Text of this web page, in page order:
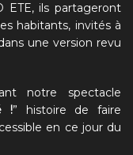
ETE, ils partageront
habitants, invités à
une version revu
notre spectacle
!” histoire de faire
en ce jour du